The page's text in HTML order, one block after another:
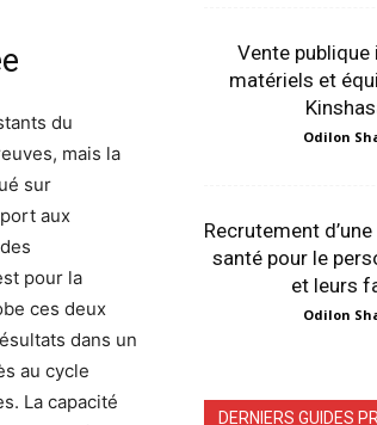
du
mais la
sur
aux
pour la
ces deux
dans un
au cycle
La capacité
Vente publique
matériels et
Odilon
Recrutement
santé pour le
et leurs
Odilon
DERNIERS GUIDES